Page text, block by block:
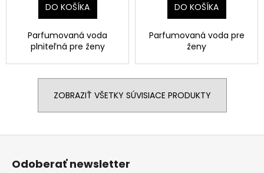
DO KOŠÍKA
Parfumovaná voda
plniteľná pre ženy
DO KOŠÍKA
Parfumovaná voda pre
ženy
ZOBRAZIŤ VŠETKY SÚVISIACE PRODUKTY
Z
Odoberať newsletter